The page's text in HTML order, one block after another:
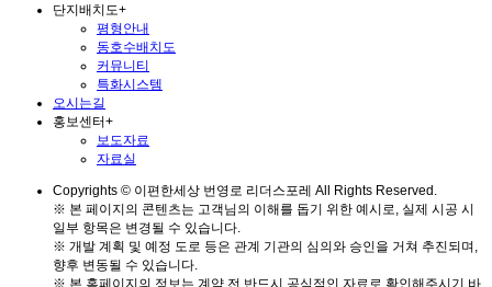
단지배치도+
평형안내
동호수배치도
커뮤니티
특화시스템
오시는길
홍보센터+
보도자료
자료실
Copyrights © 이편한세상 번영로 리더스포레 All Rights Reserved.
※ 본 페이지의 콘텐츠는 고객님의 이해를 돕기 위한 예시로, 실제 시공 시
일부 항목은 변경될 수 있습니다.
※ 개발 계획 및 예정 도로 등은 관계 기관의 심의와 승인을 거쳐 추진되며,
향후 변동될 수 있습니다.
※ 본 홈페이지의 정보는 계약 전 반드시 공식적인 자료로 확인해주시기 바